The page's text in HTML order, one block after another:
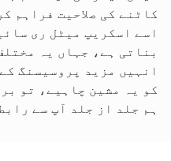
کاٹنے کی صلاحیت فراہم
اسے اسکریپ میٹل ری
بناتی ہے، جہاں یہ
انہیں مزید پروسیسنگ
کو یہ مشین چاہیے، تو
ہم جلد از جلد آپ سے